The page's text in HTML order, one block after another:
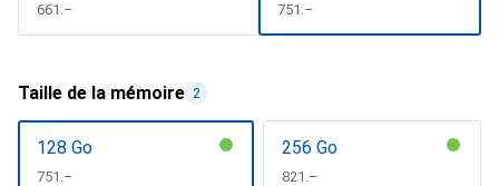
CHF
661.– CHF
751.–
Taille de la mémoire 2
128 Go
CHF
751.–
256 Go
CHF
821.–